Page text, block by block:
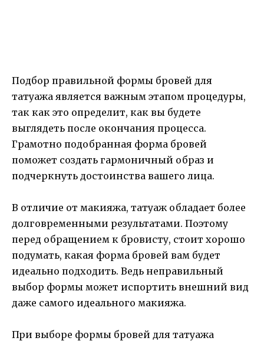
Подбор правильной формы бровей для
татуажа является важным этапом процедуры,
так как это определит, как вы будете
выглядеть после окончания процесса.
Грамотно подобранная форма бровей
поможет создать гармоничный образ и
подчеркнуть достоинства вашего лица.
В отличие от макияжа, татуаж обладает более
долговременными результатами. Поэтому
перед обращением к бровисту, стоит хорошо
подумать, какая форма бровей вам будет
идеально подходить. Ведь неправильный
выбор формы может испортить внешний вид
даже самого идеального макияжа.
При выборе формы бровей для татуажа